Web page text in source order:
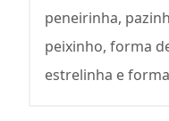
peneirinha,
peixinho, forma
estrelinha e